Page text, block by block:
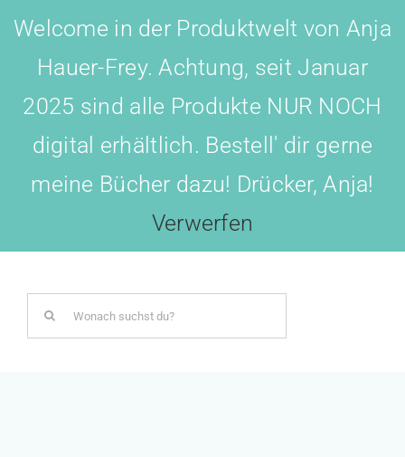
Welcome in der Produktwelt von Anja
Hauer-Frey. Achtung, seit Januar
2025 sind alle Produkte NUR NOCH
digital erhältlich. Bestell' dir gerne
meine Bücher dazu! Drücker, Anja!
Verwerfen
content
Search
for:
BOTSCHAFTER WERDEN!